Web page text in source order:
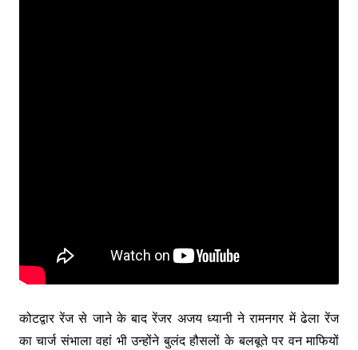
कोटद्वार रेंज से जाने के बाद रेंजर अजय ध्यानी ने रामनगर में ढेला रेंज
का चार्ज संभाला वहां भी उन्होंने बुलंद हौसलों के बलबूते पर वन माफियों